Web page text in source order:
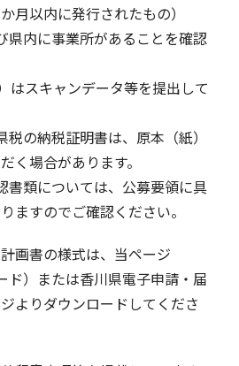
月以内に発行されたもの）
県内に事業所があることを確認
はスキャンデータ等を提出して
税の納税証明書は、原本（紙）
く場合があります。
書類については、公募要領に具
ますのでご確認ください。
画書の様式は、当ページ
ド）または香川県電子申請・届
よりダウンロードしてくださ